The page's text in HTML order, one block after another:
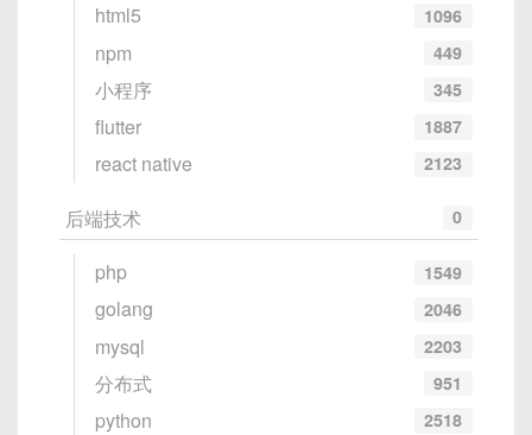
html5 1096
npm 449
小程序 345
flutter 1887
react native 2123
后端技术 0
php 1549
golang 2046
mysql 2203
分布式 951
python 2518